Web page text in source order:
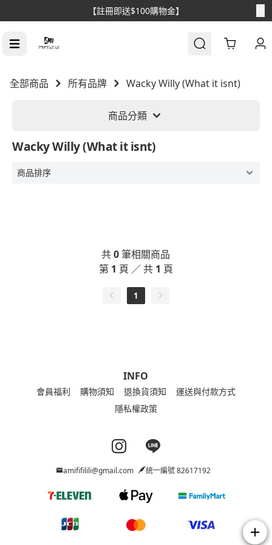
【註冊即送$100購物金】
Cart
全部商品 所有品牌 Wacky Willy (What it isnt)
商品分類
Wacky Willy (What it isnt)
共0筆相關商品
第 1 頁 ／ 共 1 頁
1
INFO
會員福利 購物須知 退換貨須知
運送與付款方式
隱私權政策
Instagram page
Line page
amififilili@gmail.com 統一編號 82617192
add